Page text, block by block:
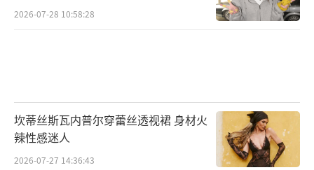
2026-07-28 10:58:28
坎蒂丝斯瓦内普尔穿蕾丝透视裙 身材火
辣性感迷人
2026-07-27 14:36:43